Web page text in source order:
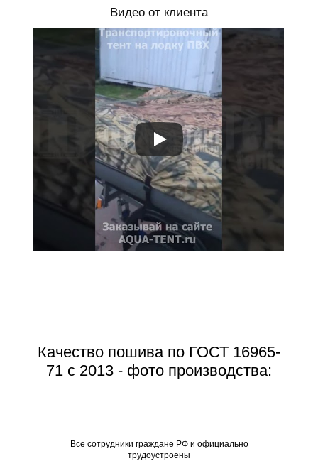
Видео от клиента
Качество пошива по ГОСТ 16965-
71 с 2013 - фото производства:
Все сотрудники граждане РФ и официально
трудоустроены